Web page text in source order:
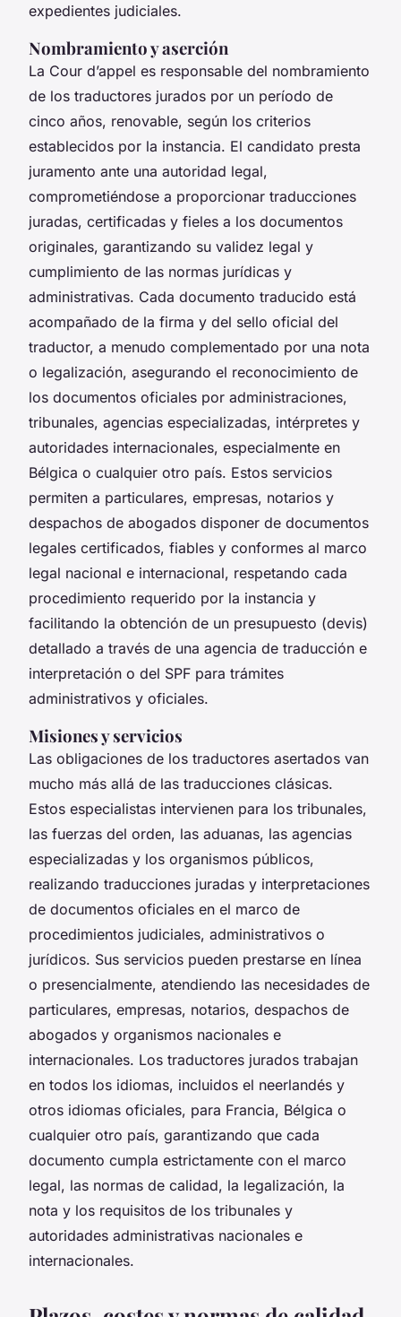
expedientes judiciales.
Nombramiento y aserción
La Cour d’appel es responsable del nombramiento
de los traductores jurados por un período de
cinco años, renovable, según los criterios
establecidos por la instancia. El candidato presta
juramento ante una autoridad legal,
comprometiéndose a proporcionar traducciones
juradas, certificadas y fieles a los documentos
originales, garantizando su validez legal y
cumplimiento de las normas jurídicas y
administrativas. Cada documento traducido está
acompañado de la firma y del sello oficial del
traductor, a menudo complementado por una nota
o legalización, asegurando el reconocimiento de
los documentos oficiales por administraciones,
tribunales, agencias especializadas, intérpretes y
autoridades internacionales, especialmente en
Bélgica o cualquier otro país. Estos servicios
permiten a particulares, empresas, notarios y
despachos de abogados disponer de documentos
legales certificados, fiables y conformes al marco
legal nacional e internacional, respetando cada
procedimiento requerido por la instancia y
facilitando la obtención de un presupuesto (devis)
detallado a través de una agencia de traducción e
interpretación o del SPF para trámites
administrativos y oficiales.
Misiones y servicios
Las obligaciones de los traductores asertados van
mucho más allá de las traducciones clásicas.
Estos especialistas intervienen para los tribunales,
las fuerzas del orden, las aduanas, las agencias
especializadas y los organismos públicos,
realizando traducciones juradas y interpretaciones
de documentos oficiales en el marco de
procedimientos judiciales, administrativos o
jurídicos. Sus servicios pueden prestarse en línea
o presencialmente, atendiendo las necesidades de
particulares, empresas, notarios, despachos de
abogados y organismos nacionales e
internacionales. Los traductores jurados trabajan
en todos los idiomas, incluidos el neerlandés y
otros idiomas oficiales, para Francia, Bélgica o
cualquier otro país, garantizando que cada
documento cumpla estrictamente con el marco
legal, las normas de calidad, la legalización, la
nota y los requisitos de los tribunales y
autoridades administrativas nacionales e
internacionales.